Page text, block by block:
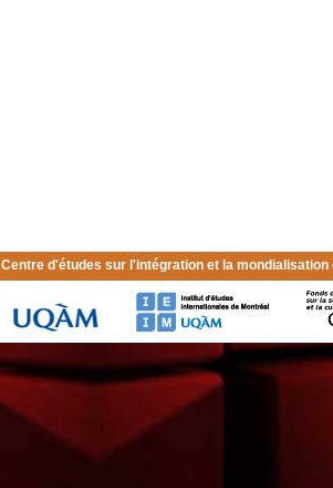
Centre d'études sur l'intégration et la mondialisation